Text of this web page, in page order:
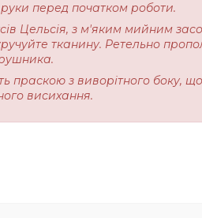
перед початком роботи.
Цельсія, з м'яким мийним
тканину. Ретельно
праскою з виворітного боку,
висихання.